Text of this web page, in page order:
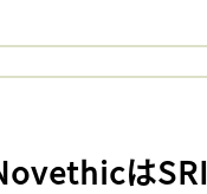
は